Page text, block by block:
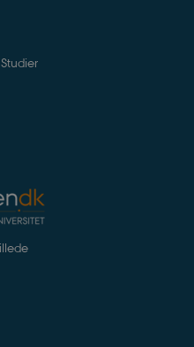
TYPO3 Association
Spotify Inc.
.spotify.com